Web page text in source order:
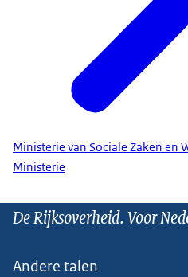
Ministerie van Sociale Zaken en
Ministerie
De Rijksoverheid. Voor
Andere talen